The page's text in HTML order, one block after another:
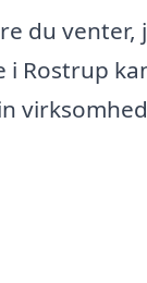
du venter,
Rostrup